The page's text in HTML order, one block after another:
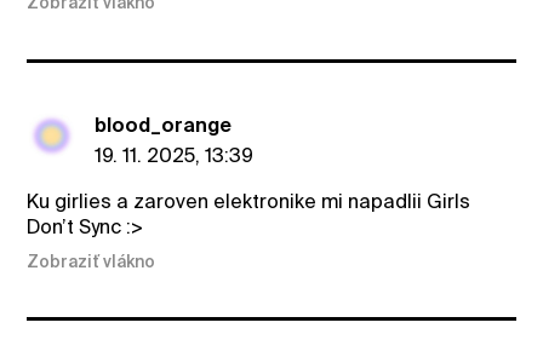
blood_orange
19. 11. 2025, 13:39
Ku girlies a zaroven elektronike mi napadlii Girls
Don’t Sync :>
Zobraziť vlákno